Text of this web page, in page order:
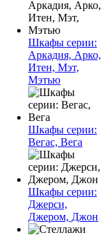
Шкафы серии:
Аркадия, Арко,
Итен, Мэт,
Мэтью
Шкафы серии:
Вегас, Вега
Шкафы серии:
Джерси,
Джером, Джон